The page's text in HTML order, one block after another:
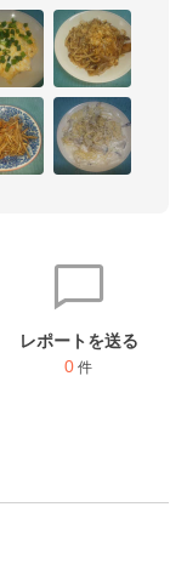
レポートを送る
0 件